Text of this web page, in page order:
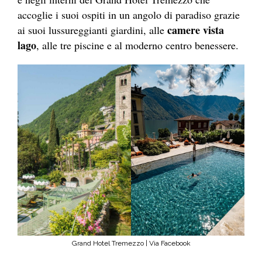
accoglie i suoi ospiti in un angolo di paradiso grazie
ai suoi lussureggianti giardini, alle camere vista
lago, alle tre piscine e al moderno centro benessere.
Grand Hotel Tremezzo | Via Facebook